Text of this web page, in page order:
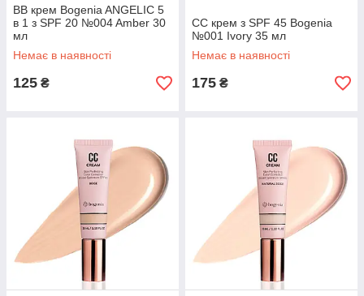
BB крем Bogenia ANGELIC 5
в 1 з SPF 20 №004 Amber 30
мл
Немає в наявності
125 ₴
CC крем з SPF 45 Bogenia
№001 Ivory 35 мл
Немає в наявності
175 ₴